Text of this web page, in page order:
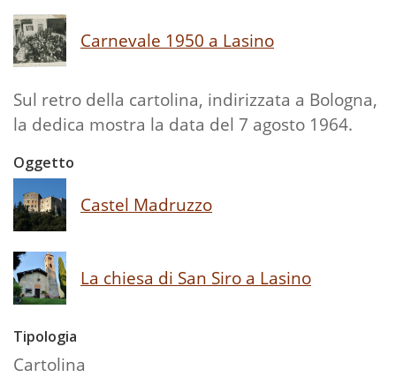
Carnevale 1950 a Lasino
Sul retro della cartolina, indirizzata a Bologna,
la dedica mostra la data del 7 agosto 1964.
Oggetto
Castel Madruzzo
La chiesa di San Siro a Lasino
Tipologia
Cartolina